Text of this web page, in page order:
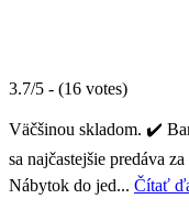
3.7/5 - (16 votes)
Väčšinou skladom. ✔️
sa najčastejšie predáva
Nábytok do jed... Čítať